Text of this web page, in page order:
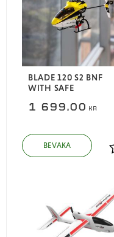
BLADE 120 S2 BNF
WITH SAFE
1 699,00 KR